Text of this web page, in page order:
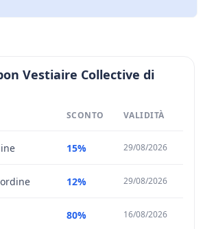
Vestiaire Collective di
SCONTO VALIDITÀ
15% 29/08/2026
12% 29/08/2026
80% 16/08/2026